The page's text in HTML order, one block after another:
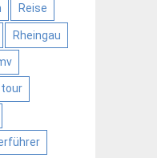
Reise
Rheingau